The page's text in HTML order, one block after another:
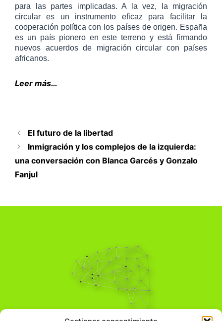
para las partes implicadas. A la vez, la migración
circular es un instrumento eficaz para facilitar la
cooperación política con los países de origen. España
es un país pionero en este terreno y está firmando
nuevos acuerdos de migración circular con países
africanos.
Leer más…
El futuro de la libertad
Inmigración y los complejos de la izquierda:
una conversación con Blanca Garcés y Gonzalo
Fanjul
Pensamiento Crítico